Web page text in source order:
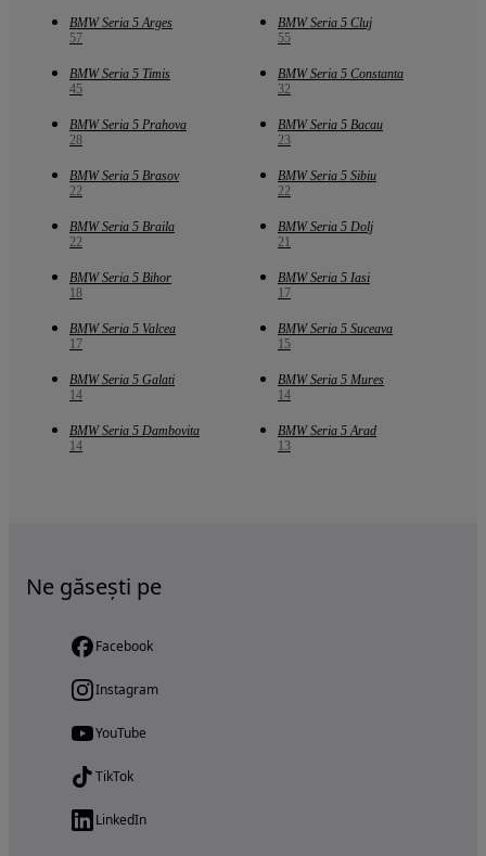
BMW Seria 5 Arges
57
BMW Seria 5 Cluj
55
BMW Seria 5 Timis
45
BMW Seria 5 Constanta
32
BMW Seria 5 Prahova
28
BMW Seria 5 Bacau
23
BMW Seria 5 Brasov
22
BMW Seria 5 Sibiu
22
BMW Seria 5 Braila
22
BMW Seria 5 Dolj
21
BMW Seria 5 Bihor
18
BMW Seria 5 Iasi
17
BMW Seria 5 Valcea
17
BMW Seria 5 Suceava
15
BMW Seria 5 Galati
14
BMW Seria 5 Mures
14
BMW Seria 5 Dambovita
14
BMW Seria 5 Arad
13
Ne găsești pe
Facebook
Instagram
YouTube
TikTok
LinkedIn